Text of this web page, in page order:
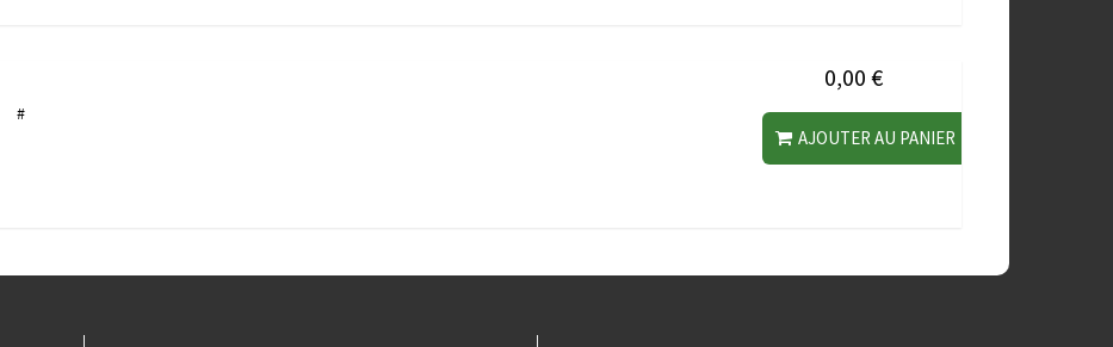
#
0,00 €
AJOUTER AU PANIER